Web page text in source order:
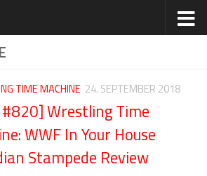
TIME MACHINE 24. SEPTEMBER 2018
#820] Wrestling Time
WWF In Your House
Stampede Review